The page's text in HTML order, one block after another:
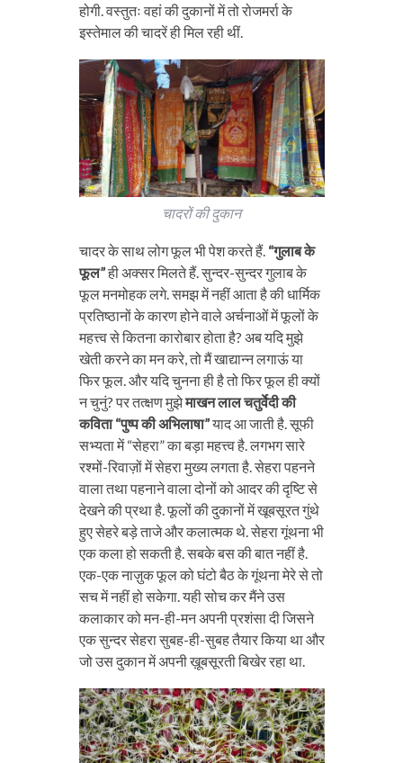
होगी. वस्तुतः वहां की दुकानों में तो रोजमर्रा के
इस्तेमाल की चादरें ही मिल रही थीं.
चादरों की दुकान
चादर के साथ लोग फूल भी पेश करते हैं. “गुलाब के
फूल”ही अक्सर मिलते हैं. सुन्दर-सुन्दर गुलाब के
फूल मनमोहक लगे. समझ में नहीं आता है की धार्मिक
प्रतिष्ठानों के कारण होने वाले अर्चनाओं में फूलों के
महत्त्व से कितना कारोबार होता है? अब यदि मुझे
खेती करने का मन करे, तो मैं खाद्यान्न लगाऊं या
फिर फूल. और यदि चुनना ही है तो फिर फूल ही क्यों
न चुनुं? पर तत्क्षण मुझेमाखन लाल चतुर्वेदी की
कविता “पुष्प की अभिलाषा”याद आ जाती है. सूफी
सभ्यता में “सेहरा” का बड़ा महत्त्व है. लगभग सारे
रश्मों-रिवाज़ों में सेहरा मुख्य लगता है. सेहरा पहनने
वाला तथा पहनाने वाला दोनों को आदर की दृष्टि से
देखने की प्रथा है. फूलों की दुकानों में खूबसूरत गुंथे
हुए सेहरे बड़े ताजे और कलात्मक थे. सेहरा गूंथना भी
एक कला हो सकती है. सबके बस की बात नहीं है.
एक-एक नाज़ुक फूल को घंटो बैठ के गूंथना मेरे से तो
सच में नहीं हो सकेगा. यही सोच कर मैंने उस
कलाकार को मन-ही-मन अपनी प्रशंसा दी जिसने
एक सुन्दर सेहरा सुबह-ही-सुबह तैयार किया था और
जो उस दुकान में अपनी ख़ूबसूरती बिखेर रहा था.